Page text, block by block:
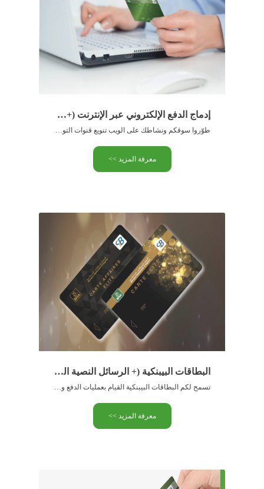
إدماج الدفع الإلكتروني عبر الإنترنت (+رسائل الرقم السري المتغير)
معرفة المزيد >>
البطاقات البيبنكية (+ الرسائل النصية القصيرة)
معرفة المزيد >>